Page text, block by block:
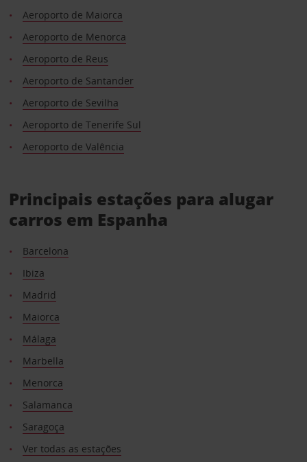
Aeroporto de Maiorca
Aeroporto de Menorca
Aeroporto de Reus
Aeroporto de Santander
Aeroporto de Sevilha
Aeroporto de Tenerife Sul
Aeroporto de Valência
Principais estações para alugar
carros em Espanha
Barcelona
Ibiza
Madrid
Maiorca
Málaga
Marbella
Menorca
Salamanca
Saragoça
Ver todas as estações